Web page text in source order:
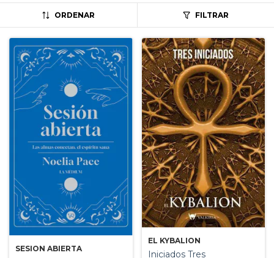
ORDENAR FILTRAR
SESION ABIERTA
EL KYBALION
Iniciados Tres